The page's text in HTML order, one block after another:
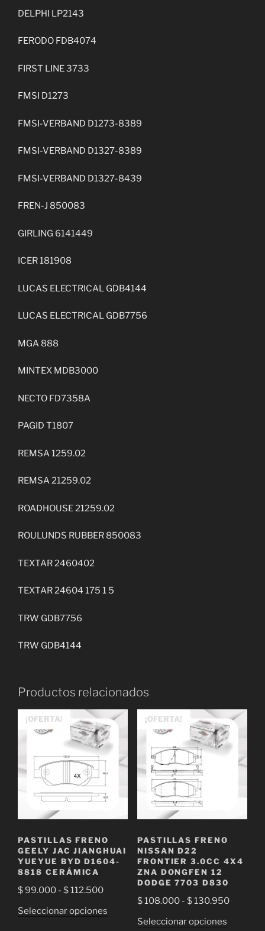
DELPHI LP2143
FERODO FDB4074
FIRST LINE 3733
FMSI D1273
FMSI-VERBAND D1273-8389
FMSI-VERBAND D1327-8389
FMSI-VERBAND D1327-8439
FREN-J 850083
GIRLING 6141449
ICER 181908
LUCAS ELECTRICAL GDB4144
LUCAS ELECTRICAL GDB7756
MGA 888
MINTEX MDB3000
NECTO FD7358A
PAGID T1807
REMSA 1259.02
REMSA 21259.02
ROADHOUSE 21259.02
ROULUNDS RUBBER 850083
TEXTAR 2460402
TEXTAR 24604 175 1 5
TRW GDB7756
TRW GDB4144
Productos relacionados
¡OFERTA!
PASTILLAS FRENO
GEELY JAC JIANGHUAI
YUEYUE BYD D1604-
8818 CERÁMICA
$99.000 - $112.500Rango
precios:
Seleccionar opciones
producto
¡OFERTA!
PASTILLAS FRENO
NISSAN D22
FRONTIER 3.0CC 4X4
ZNA DONGFEN 12
DODGE 7703 D830
$108.000 - $130.950Rango
Seleccionar opcionesEste